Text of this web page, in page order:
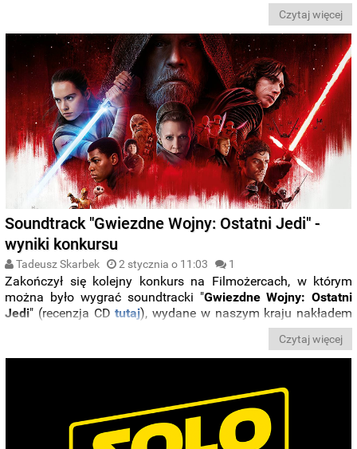
Czytaj więcej
Soundtrack "Gwiezdne Wojny: Ostatni Jedi" -
wyniki konkursu
Tadeusz Skarbek 2 stycznia o 11:03 1
Zakończył się kolejny konkurs na Filmożercach, w którym
można było wygrać soundtracki "Gwiezdne Wojny: Ostatni
Jedi" (recenzja CDtutaj), wydane w naszym kraju nakładem
Czytaj więcej